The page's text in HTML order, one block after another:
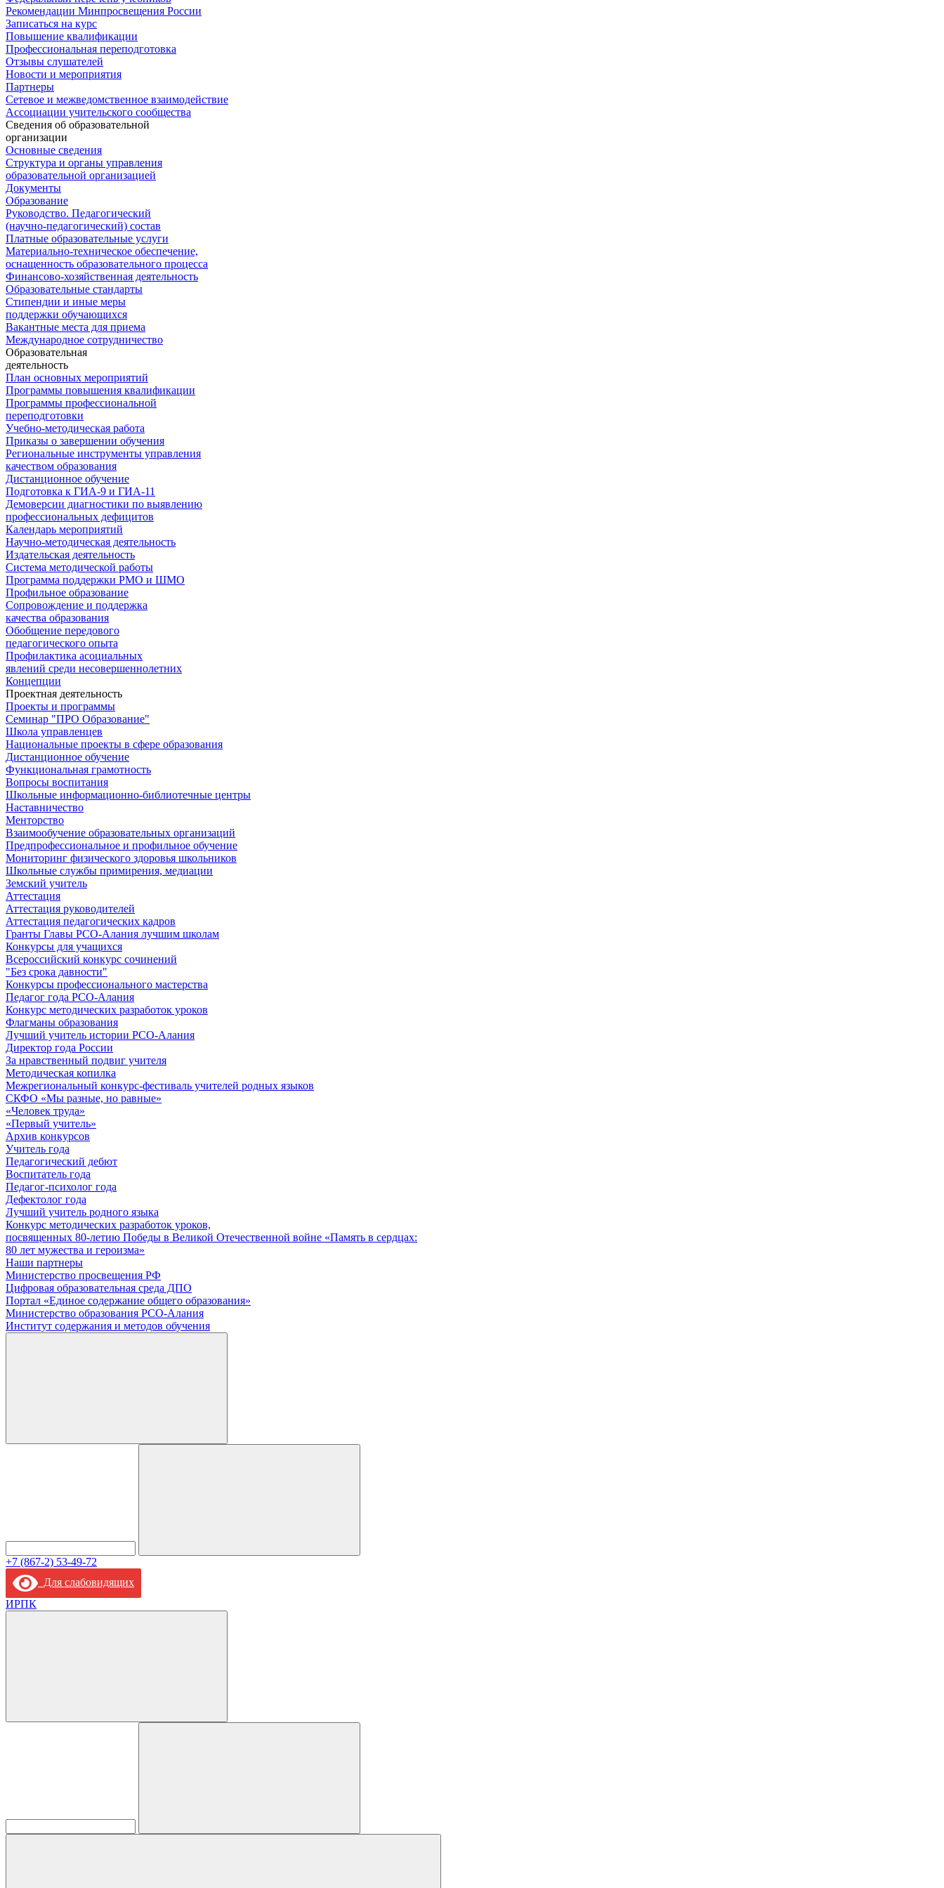
Рекомендации Минпросвещения России
Записаться на курс
Повышение квалификации
Профессиональная переподготовка
Отзывы слушателей
Новости и мероприятия
Партнеры
Сетевое и межведомственное взаимодействие
Ассоциации учительского сообщества
Сведения об образовательной
организации
Основные сведения
Структура и органы управления
образовательной организацией
Документы
Образование
Руководство. Педагогический
(научно-педагогический) состав
Платные образовательные услуги
Материально-техническое обеспечение,
оснащенность образовательного процесса
Финансово-хозяйственная деятельность
Образовательные стандарты
Стипендии и иные меры
поддержки обучающихся
Вакантные места для приема
Международное сотрудничество
Образовательная
деятельность
План основных мероприятий
Программы повышения квалификации
Программы профессиональной
переподготовки
Учебно-методическая работа
Приказы о завершении обучения
Региональные инструменты управления
качеством образования
Дистанционное обучение
Подготовка к ГИА-9 и ГИА-11
Демоверсии диагностики по выявлению
профессиональных дефицитов
Календарь мероприятий
Научно-методическая деятельность
Издательская деятельность
Система методической работы
Программа поддержки РМО и ШМО
Профильное образование
Сопровождение и поддержка
качества образования
Обобщение передового
педагогического опыта
Профилактика асоциальных
явлений среди несовершеннолетних
Концепции
Проектная деятельность
Проекты и программы
Семинар "ПРО Образование"
Школа управленцев
Национальные проекты в сфере образования
Дистанционное обучение
Функциональная грамотность
Вопросы воспитания
Школьные информационно-библиотечные центры
Наставничество
Менторство
Взаимообучение образовательных организаций
Предпрофессиональное и профильное обучение
Мониторинг физического здоровья школьников
Школьные службы примирения, медиации
Земский учитель
Аттестация
Аттестация руководителей
Аттестация педагогических кадров
Гранты Главы РСО-Алания лучшим школам
Конкурсы для учащихся
Всероссийский конкурс сочинений
"Без срока давности"
Конкурсы профессионального мастерства
Педагог года РСО-Алания
Конкурс методических разработок уроков
Флагманы образования
Лучший учитель истории РСО-Алания
Директор года России
За нравственный подвиг учителя
Методическая копилка
Межрегиональный конкурс-фестиваль учителей родных языков
СКФО «Мы разные, но равные»
«Человек труда»
«Первый учитель»
Архив конкурсов
Учитель года
Педагогический дебют
Воспитатель года
Педагог-психолог года
Дефектолог года
Лучший учитель родного языка
Конкурс методических разработок уроков,
посвященных 80-летию Победы в Великой Отечественной войне «Память в сердцах:
80 лет мужества и героизма»
Наши партнеры
Министерство просвещения РФ
Цифровая образовательная среда ДПО
Портал «Единое содержание общего образования»
Министерство образования РСО-Алания
Институт содержания и методов обучения
+7 (867-2) 53-49-72
Для слабовидящих
ИРПК